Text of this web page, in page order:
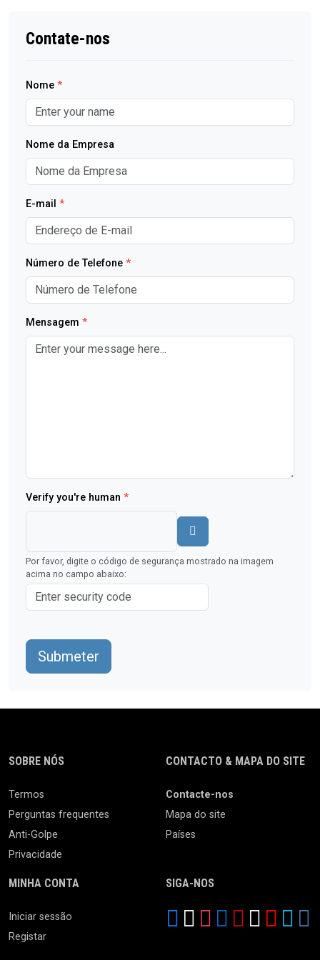
Contate-nos
Nome *
Nome da Empresa
E-mail *
Número de Telefone *
Mensagem *
Verify you're human *
Por favor, digite o código de segurança mostrado na imagem
acima no campo abaixo:
Submeter
SOBRE NÓS
Termos
Perguntas frequentes
Anti-Golpe
Privacidade
CONTACTO & MAPA DO SITE
Contacte-nos
Mapa do site
Países
MINHA CONTA
Iniciar sessão
Registar
SIGA-NOS